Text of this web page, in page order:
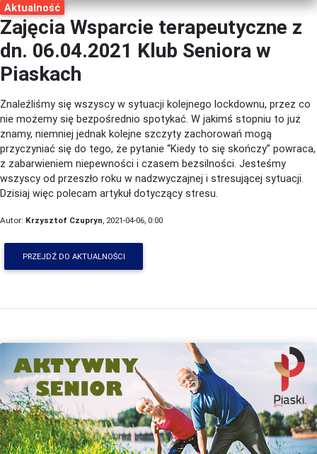
Aktualność
Zajęcia Wsparcie terapeutyczne z
dn. 06.04.2021 Klub Seniora w
Piaskach
Znaleźliśmy się wszyscy w sytuacji kolejnego lockdownu, przez co
nie możemy się bezpośrednio spotykać. W jakimś stopniu to już
znamy, niemniej jednak kolejne szczyty zachorowań mogą
przyczyniać się do tego, że pytanie “Kiedy to się skończy” powraca,
z zabarwieniem niepewności i czasem bezsilności. Jesteśmy
wszyscy od przeszło roku w nadzwyczajnej i stresującej sytuacji.
Dzisiaj więc polecam artykuł dotyczący stresu.
Autor: Krzysztof Czupryn , 2021-04-06, 0:00
PRZEJDŹ DO AKTUALNOŚCI